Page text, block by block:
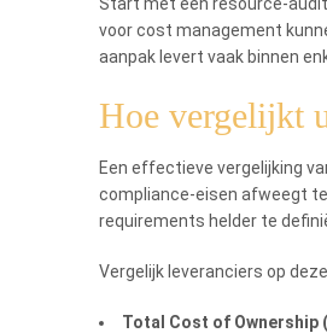
voor cost management
aanpak levert vaak binnen
Hoe vergelijkt
Een effectieve vergelijking
compliance-eisen afweegt
requirements helder te
Vergelijk leveranciers op
Total Cost of Ownership